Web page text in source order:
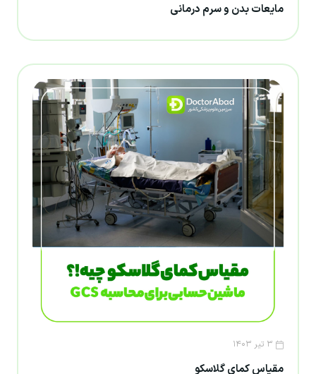
مایعات بدن و سرم درمانی
۳ تیر ۱۴۰۳
مقیاس کمای گلاسکو